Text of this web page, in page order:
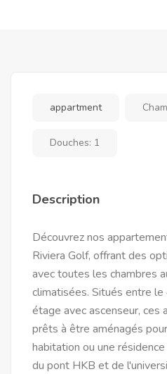
appartment
Douches: 1
Description
Découvrez nos
Riviera Golf, offrant des
avec toutes les chambres
climatisées. Situés entre
étage avec ascenseur,
prêts à être aménagés
habitation ou une
du pont HKB et de